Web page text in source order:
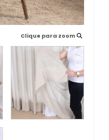
Clique para zoom